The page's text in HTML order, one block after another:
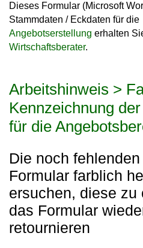
Dieses Formular (Microsoft
Stammdaten / Eckdaten für die
Angebotserstellung erhalten
Wirtschaftsberater.
Arbeitshinweis >
Kennzeichnung
für die
Die noch
Formular farblich
ersuchen, diese zu
das Formular
retournieren